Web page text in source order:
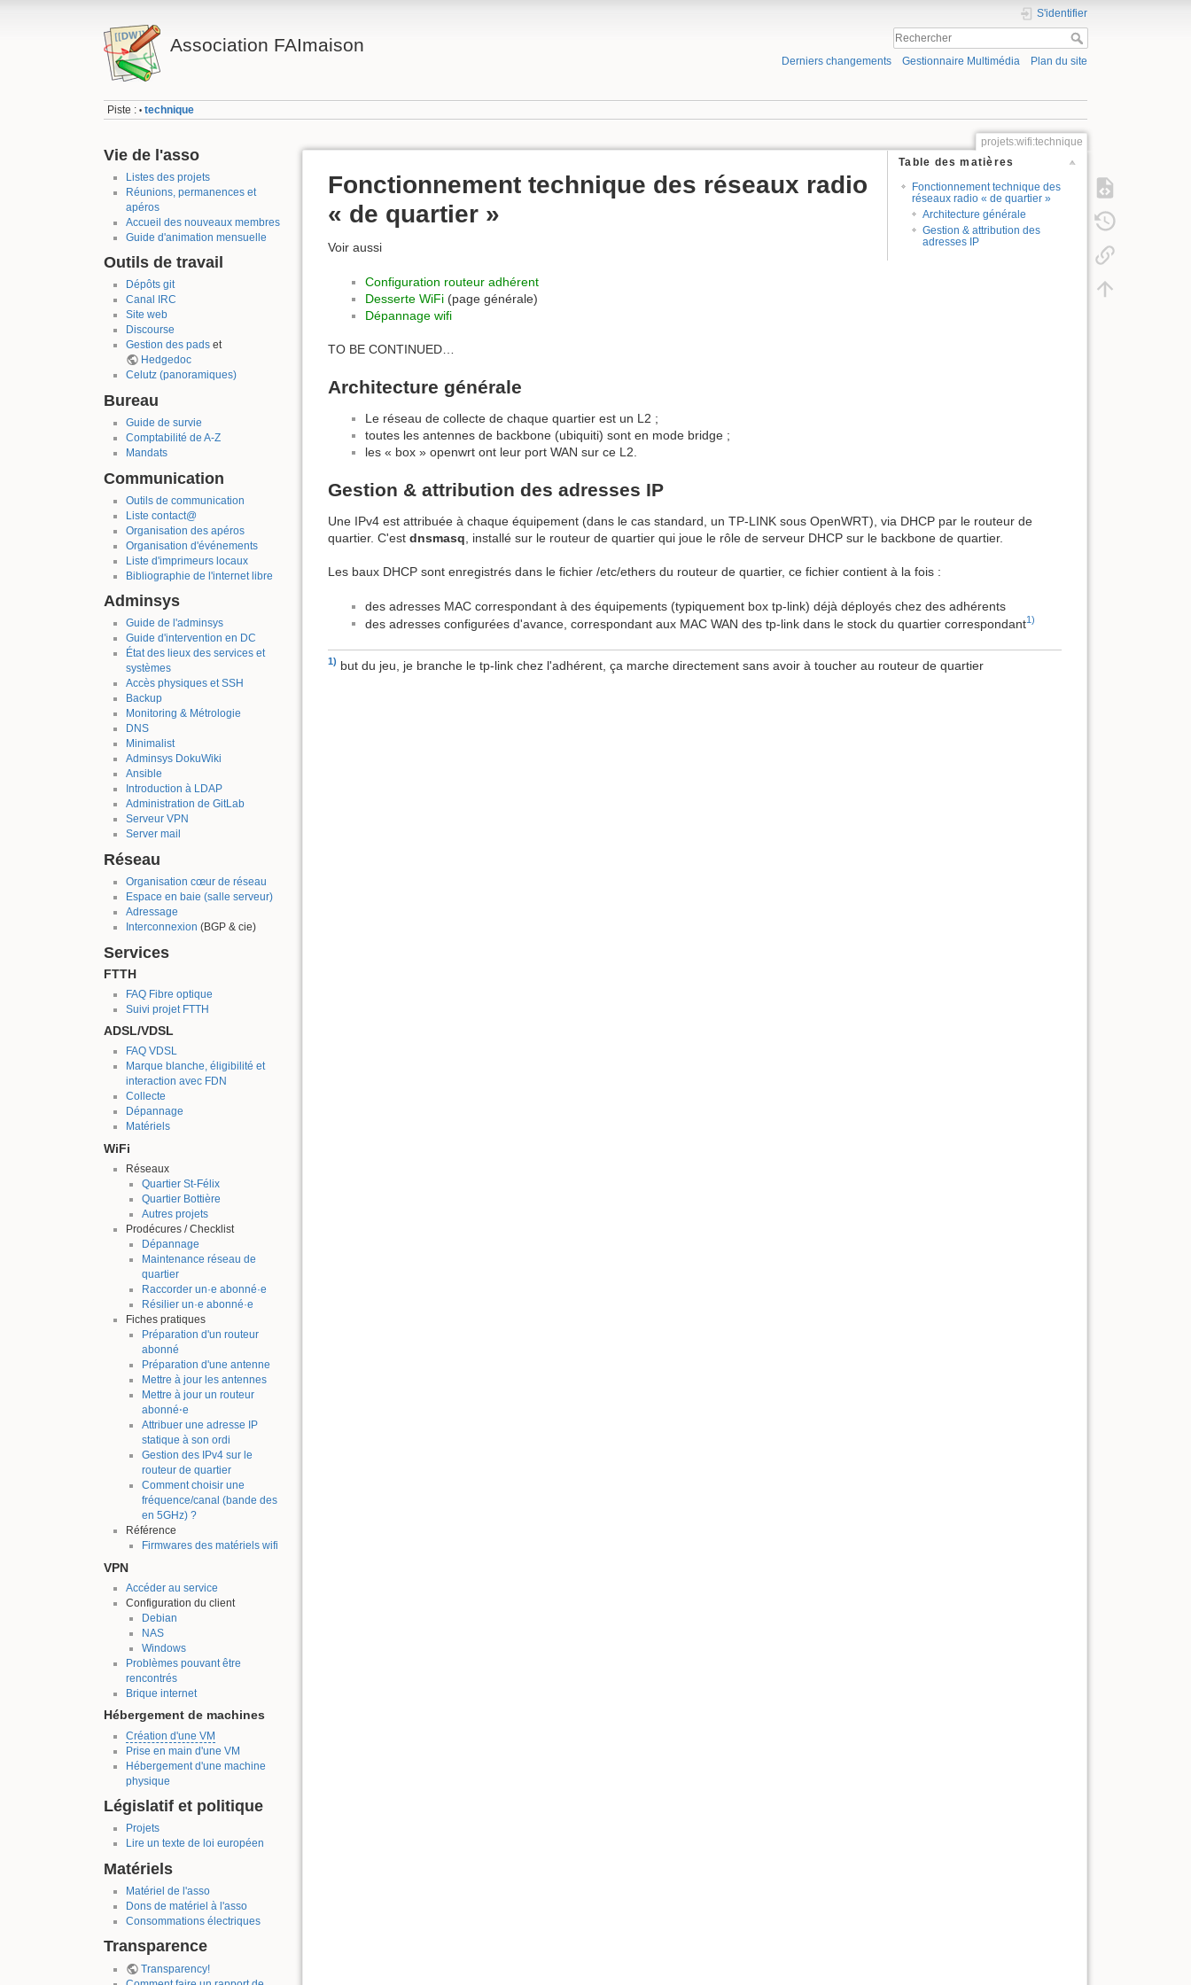
Association FAImaison
S'identifier
Derniers changements Gestionnaire Multimédia Plan du site
Piste : • technique
Vie de l'asso
Listes des projets
Réunions, permanences et
apéros
Accueil des nouveaux membres
Guide d'animation mensuelle
Outils de travail
Dépôts git
Canal IRC
Site web
Discourse
Gestion des padset
Hedgedoc
Celutz (panoramiques)
Bureau
Guide de survie
Comptabilité de A-Z
Mandats
Communication
Outils de communication
Liste contact@
Organisation des apéros
Organisation d'événements
Liste d'imprimeurs locaux
Bibliographie de l'internet libre
Adminsys
Guide de l'adminsys
Guide d'intervention en DC
État des lieux des services et
systèmes
Accès physiques et SSH
Backup
Monitoring & Métrologie
DNS
Minimalist
Adminsys DokuWiki
Ansible
Introduction à LDAP
Administration de GitLab
Serveur VPN
Server mail
Réseau
Organisation cœur de réseau
Espace en baie (salle serveur)
Adressage
Interconnexion (BGP & cie)
Services
FTTH
FAQ Fibre optique
Suivi projet FTTH
ADSL/VDSL
FAQ VDSL
Marque blanche, éligibilité et
interaction avec FDN
Collecte
Dépannage
Matériels
WiFi
Réseaux
Quartier St-Félix
Quartier Bottière
Autres projets
Prodécures / Checklist
Dépannage
Maintenance réseau de
quartier
Raccorder un·e abonné·e
Résilier un·e abonné·e
Fiches pratiques
Préparation d'un routeur
abonné
Préparation d'une antenne
Mettre à jour les antennes
Mettre à jour un routeur
abonné⋅e
Attribuer une adresse IP
statique à son ordi
Gestion des IPv4 sur le
routeur de quartier
Comment choisir une
fréquence/canal (bande des
en 5GHz) ?
Référence
Firmwares des matériels wifi
VPN
Accéder au service
Configuration du client
Debian
NAS
Windows
Problèmes pouvant être
rencontrés
Brique internet
Hébergement de machines
Création d'une VM
Prise en main d'une VM
Hébergement d'une machine
physique
Législatif et politique
Projets
Lire un texte de loi européen
Matériels
Matériel de l'asso
Dons de matériel à l'asso
Consommations électriques
Transparence
Transparency!
projets:wifi:technique
Table des matières
Fonctionnement technique des
réseaux radio « de quartier »
Architecture générale
Gestion & attribution des
adresses IP
Fonctionnement technique des réseaux radio
« de quartier »
Voir aussi
Configuration routeur adhérent
Desserte WiFi (page générale)
Dépannage wifi
TO BE CONTINUED…
Architecture générale
Le réseau de collecte de chaque quartier est un L2 ;
toutes les antennes de backbone (ubiquiti) sont en mode bridge ;
les « box » openwrt ont leur port WAN sur ce L2.
Gestion & attribution des adresses IP
Une IPv4 est attribuée à chaque équipement (dans le cas standard, un TP-LINK sous OpenWRT), via DHCP par le routeur de
quartier. C'est dnsmasq , installé sur le routeur de quartier qui joue le rôle de serveur DHCP sur le backbone de quartier.
Les baux DHCP sont enregistrés dans le fichier /etc/ethers du routeur de quartier, ce fichier contient à la fois :
des adresses MAC correspondant à des équipements (typiquement box tp-link) déjà déployés chez des adhérents
des adresses configurées d'avance, correspondant aux MAC WAN des tp-link dans le stock du quartier correspondant1)
1) but du jeu, je branche le tp-link chez l'adhérent, ça marche directement sans avoir à toucher au routeur de quartier